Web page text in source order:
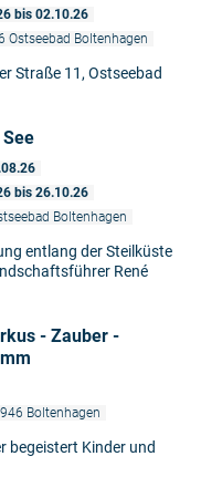
bis 02.10.26
Ostseebad Boltenhagen
Straße 11, Ostseebad
bis 26.10.26
Boltenhagen
entlang der Steilküste
René
- Zauber -
Boltenhagen
begeistert Kinder und